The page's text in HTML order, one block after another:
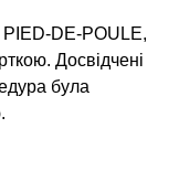
DE-POULE,
Досвідчені
була